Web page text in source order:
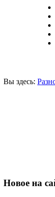
Вы здесь:
Новое на